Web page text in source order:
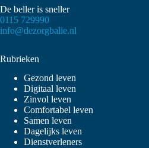
De beller is sneller
0115 729990
info@dezorgbalie.nl
Rubrieken
Gezond leven
Digitaal leven
Zinvol leven
Comfortabel leven
Samen leven
Dagelijks leven
Dienstverleners